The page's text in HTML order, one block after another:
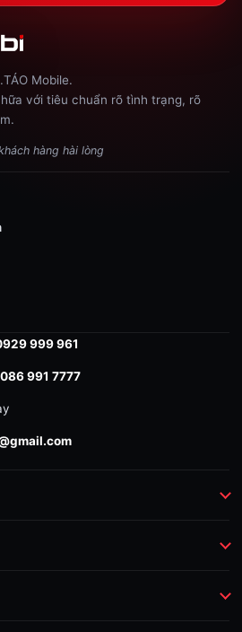
Mobile.
với tiêu chuẩn rõ tình trạng, rõ
hàng hài lòng
999 961
086 991 7777